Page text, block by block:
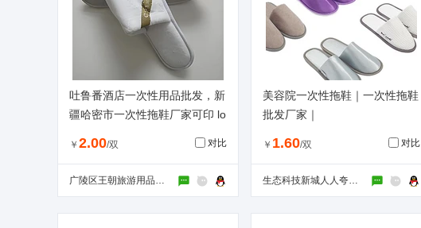
吐鲁番酒店一次性用品批发，新
疆哈密市一次性拖鞋厂家可印 lo
￥ 2.00/双 对比
广陵区王朝旅游用品经营部
美容院一次性拖鞋｜一次性拖鞋
批发厂家｜
￥ 1.60/双 对比
生态科技新城人人夸旅游用品厂